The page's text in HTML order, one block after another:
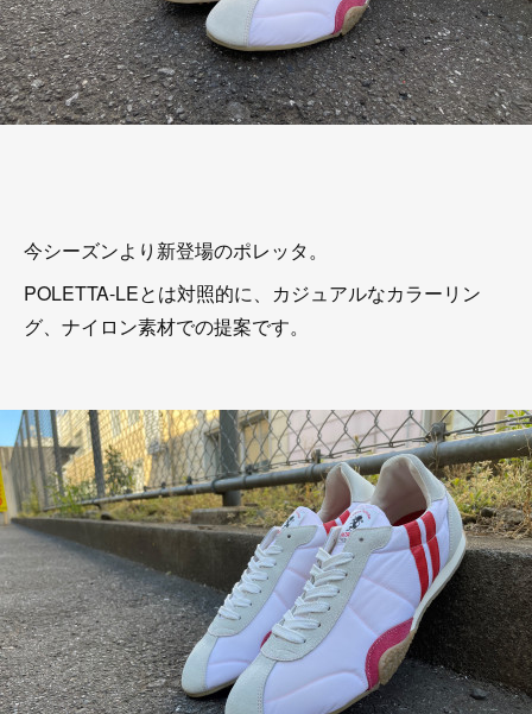
今シーズンより新登場のポレッタ。
POLETTA-LEとは対照的に、カジュアルなカラーリン
グ、ナイロン素材での提案です。